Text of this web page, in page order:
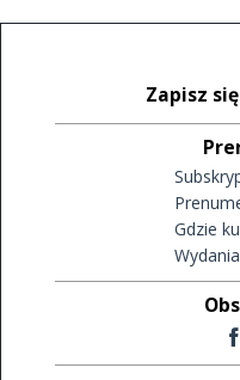
Zapisz
Gdzie
Wydania